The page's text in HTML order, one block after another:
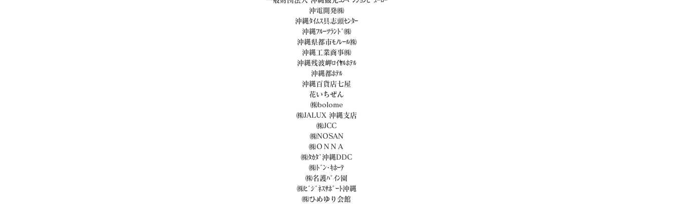
沖電開発㈱
沖縄ﾀｲﾑｽ具志頭ｾﾝﾀｰ
沖縄ﾌﾙｰﾂﾗﾝﾄﾞ㈱
沖縄県都市ﾓﾉﾚｰﾙ㈱
沖縄工業商事㈱
沖縄残波岬ﾛｲﾔﾙﾎﾃﾙ
沖縄都ﾎﾃﾙ
沖縄百貨店七屋
花いちぜん
㈱bolome
㈱JALUX 沖縄支店
㈱JCC
㈱NOSAN
㈱ＯＮＮＡ
㈱ﾀｶﾀﾞ沖縄DDC
㈱ﾄﾞﾝ･ｷﾎｰﾃ
㈱名護ﾊﾟｲﾝ園
㈱ﾋﾞｼﾞﾈｽｻﾎﾟｰﾄ沖縄
㈱ひめゆり会館